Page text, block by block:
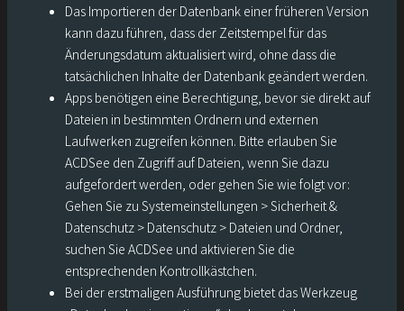
Das Importieren der Datenbank einer früheren Version
kann dazu führen, dass der Zeitstempel für das
Änderungsdatum aktualisiert wird, ohne dass die
tatsächlichen Inhalte der Datenbank geändert werden.
Apps benötigen eine Berechtigung, bevor sie direkt auf
Dateien in bestimmten Ordnern und externen
Laufwerken zugreifen können. Bitte erlauben Sie
ACDSee den Zugriff auf Dateien, wenn Sie dazu
aufgefordert werden, oder gehen Sie wie folgt vor:
Gehen Sie zu Systemeinstellungen > Sicherheit &
Datenschutz > Datenschutz > Dateien und Ordner,
suchen Sie ACDSee und aktivieren Sie die
entsprechenden Kontrollkästchen.
Bei der erstmaligen Ausführung bietet das Werkzeug